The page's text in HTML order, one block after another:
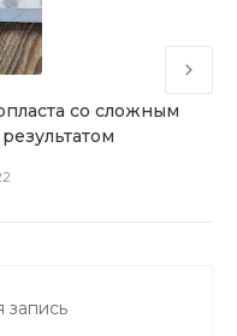
со сложным